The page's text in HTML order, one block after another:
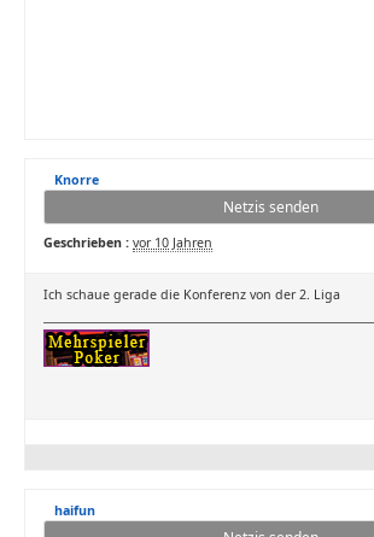
Knorre
Netzis senden
Geschrieben : vor 10 Jahren
Ich schaue gerade die Konferenz von der 2. Liga
haifun